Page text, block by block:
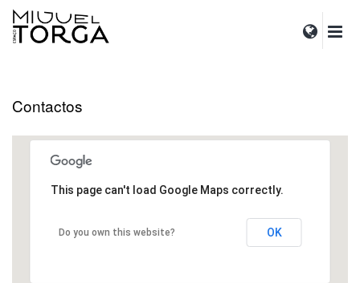
Contactos
This page can't load Google Maps correctly.
Do you own this website? OK